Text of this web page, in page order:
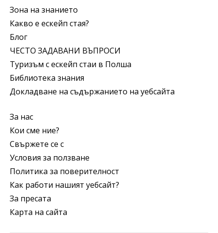
Зона на знанието
Какво е ескейп стая?
Блог
ЧЕСТО ЗАДАВАНИ ВЪПРОСИ
Туризъм с ескейп стаи в Полша
Библиотека знания
Докладване на съдържанието на уебсайта
За нас
Кои сме ние?
Свържете се с
Условия за ползване
Политика за поверителност
Как работи нашият уебсайт?
За пресата
Карта на сайта